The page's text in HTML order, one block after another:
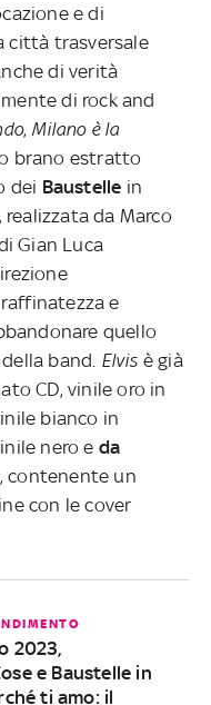
e di
città trasversale
di verità
di rock and
, Milano è la
brano estratto
dei Baustelle in
da Marco
Gian Luca
e
quello
band. Elvis è già
CD, vinile oro in
bianco in
nero e da
, contenente un
con le cover
2023,
e Baustelle in
ti amo: il